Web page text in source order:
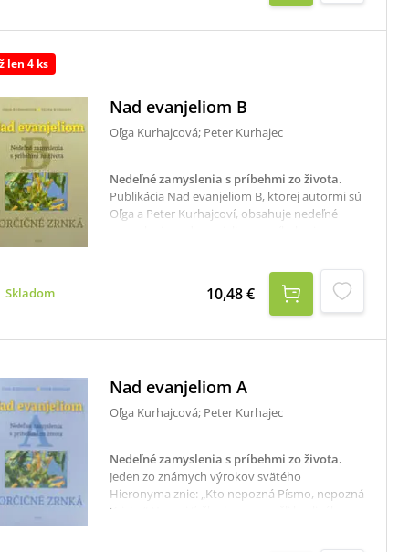
len 4 ks
Nad evanjeliom B
Oľga Kurhajcová; Peter Kurhajec
Nedeľné zamyslenia s príbehmi zo života.
Publikácia Nad evanjeliom B, ktorej autormi sú
Oľga a Peter Kurhajcoví, obsahuje nedeľné
liturgickom roku B. Markovo evanjelium, ktoré
je najstaršie, na vzájomne dopĺňa s evanjeliom
Jánovým, ktoré je najmladšie. To je jeden z
milovníka Božieho slova.
Skladom 10,48 €
Nad evanjeliom A
Oľga Kurhajcová; Peter Kurhajec
Nedeľné zamyslenia s príbehmi zo života.
Jeden zo známych výrokov svätého
Hieronyma znie: „Kto nepozná Písmo, nepozná
Krista.“ Naozaj ťažko by sme našli horlivého
duchovný rast dokázal nájsť mimo Božieho